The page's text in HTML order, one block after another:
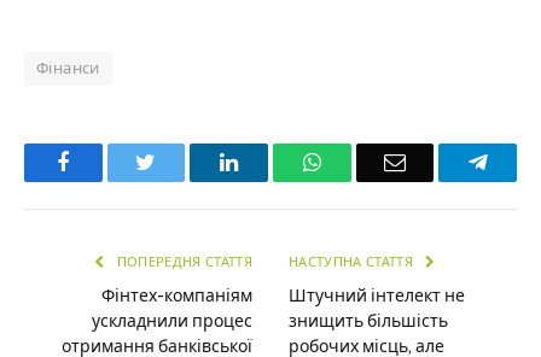
Фінанси
Facebook LinkedInWhatsAppEmail
ПОПЕРЕДНЯ СТАТТЯ
Фінтех-компаніям
ускладнили процес
отримання банківської
НАСТУПНА СТАТТЯ
Штучний інтелект не
знищить більшість
робочих місць, але